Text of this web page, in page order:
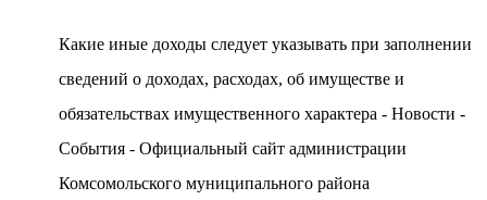
Какие иные доходы следует указывать при заполнении
сведений о доходах, расходах, об имуществе и
обязательствах имущественного характера - Новости -
События - Официальный сайт администрации
Комсомольского муниципального района